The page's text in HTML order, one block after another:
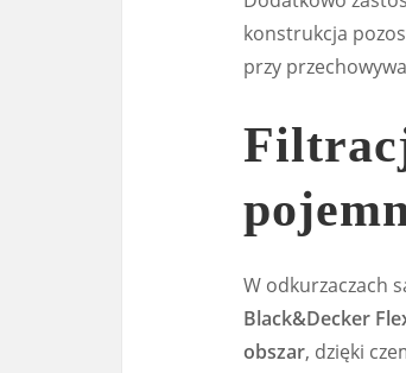
konstrukcja
przy
W odkurzaczach
Black&Decker
obszar, dzięki